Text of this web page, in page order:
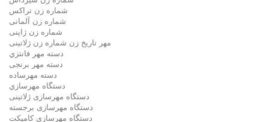
شماره زن تراکس
شماره زن آلمانی
شماره زن ژاپنی
مهر تاریخ زن شماره زن ژلاتینی
دسته مهر فانتزي
دسته مهر برنجی
دسته مهرساده
دستگاه مهرسازي
دستگاه مهرسازی ژلاتینی
دستگاه مهرسازی برجسته
دستگاه مهرسازی کامپکت